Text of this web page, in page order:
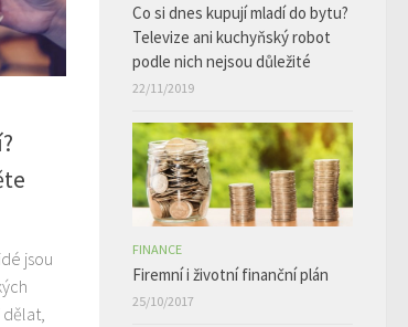
jsou
dělat,
Co si dnes kupují mladí do bytu?
Televize ani kuchyňský robot
podle nich nejsou důležité
22/11/2019
FINANCE
Firemní i životní finanční plán
25/10/2017